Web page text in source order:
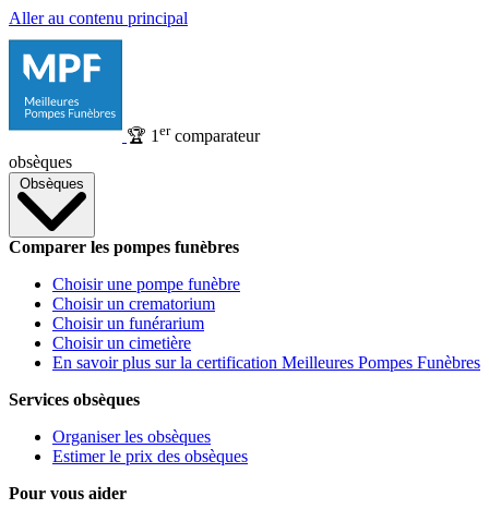
Aller au contenu principal
🏆 1 ercomparateur
obsèques
Obsèques
Comparer les pompes funèbres
Choisir une pompe funèbre
Choisir un crematorium
Choisir un funérarium
Choisir un cimetière
En savoir plus sur la certification Meilleures Pompes Funèbres
Services obsèques
Organiser les obsèques
Estimer le prix des obsèques
Pour vous aider